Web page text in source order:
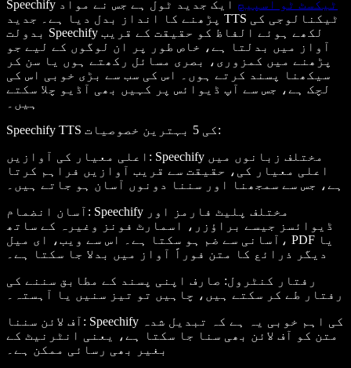
Speechify ٹیکسٹ ٹو اسپیچ ایک جدید ٹول ہے جس نے مواد
پڑھنے کا انداز بدل دیا ہے۔ جدید TTS ٹیکنالوجی کی
بدولت Speechify لکھے ہوئے الفاظ کو حقیقت کے قریب
آواز میں بدلتا ہے، خاص طور پر ان لوگوں کے لیے جو
پڑھنے میں کمزوری، بصری مسائل رکھتے ہوں یا سن کر
سیکھنا پسند کرتے ہوں۔ اس کی سب سے بڑی خوبی اس کی
لچک ہے، جس سے آپ ڈیوائس پر کہیں بھی آڈیو چلا سکتے
ہیں۔
Speechify TTS کی 5 بہترین خصوصیات:
اعلی معیار کی آوازیں : Speechify مختلف زبانوں میں
اعلی معیار کی، حقیقت سے قریب آوازیں فراہم کرتا
ہے، جس سے سمجھنا اور سننا دونوں آسان ہو جاتے ہیں۔
آسان انضمام : Speechify مختلف پلیٹ فارمز اور
ڈیوائسز جیسے براؤزر، اسمارٹ فونز وغیرہ کے ساتھ
آسانی سے ضم ہو سکتا ہے۔ اس سے ویب، ای میل، PDF یا
دیگر ذرائع کا متن فوراً آواز میں بدلا جا سکتا ہے۔
رفتار کنٹرول: صارف اپنی پسند کے مطابق سننے کی
رفتار طے کر سکتے ہیں، چاہیں تو تیز سنیں یا آہستہ۔
آف لائن سننا : Speechify کی اہم خوبی یہ ہے کہ تبدیل شدہ
متن کو آف لائن بھی سنا جا سکتا ہے، یعنی انٹرنیٹ کے
بغیر بھی رسائی ممکن ہے۔